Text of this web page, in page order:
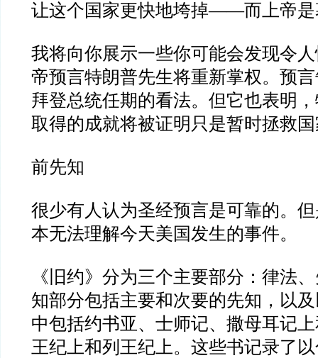
让这个国家更快地垮掉——而上帝
我将向你展示一些你可能会发现令
帝预言特朗普先生将重新掌权。预
拜登总统任期的看法。但它也表明
取得的成就将被证明只是暂时拯救
前先知
很少有人认为圣经预言是可靠的。
本无法理解今天美国发生的事件。
《旧约》分为三个主要部分：律法
知部分包括主要和次要的先知，以
中包括约书亚、士师记、撒母耳记
王纪上和列王纪上。这些书记录了